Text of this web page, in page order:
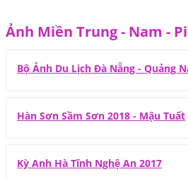
Ảnh Miền Trung - Nam -
Bộ Ảnh Du Lịch Đà Nẵng - Quảng
Hàn Sơn Sầm Sơn 2018 - Mậu Tuất
Kỳ Anh Hà Tĩnh Nghệ An 2017